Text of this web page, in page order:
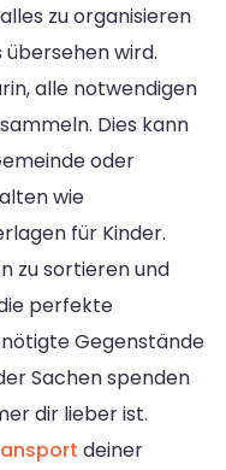
zu organisieren
wird.
alle notwendigen
Dies kann
oder
wie
für Kinder.
zu sortieren und
perfekte
Gegenstände
Sachen spenden
dir lieber ist.
deiner